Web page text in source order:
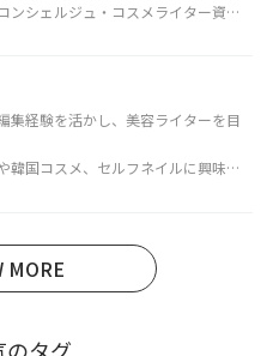
ンシェルジュ・コスメライター資格
るイメージコンサルティングも行っ
集経験を活かし、美容ライターを目
韓国コスメ、セルフネイルに興味が
保有。
MORE
のタグ